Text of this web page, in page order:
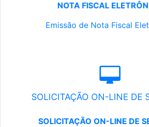
NOTA FISCAL
Emissão de Nota Fiscal
SOLICITAÇÃO ON-LINE DE
SOLICITAÇÃO ON-LINE DE